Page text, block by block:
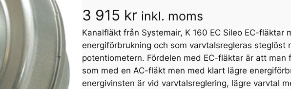
3 915 kr inkl. moms
Kanalfläkt från Systemair, K 160 EC Sileo EC-fläktar
energiförbrukning och som varvtalsregleras steglöst
potentiometern. Fördelen med EC-fläktar är att man
som med en AC-fläkt men med klart lägre
energivinsten är vid varvtalsreglering, lägre varvtal